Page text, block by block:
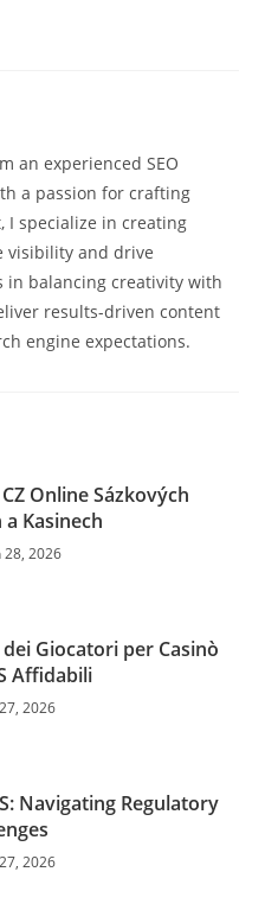
an experienced SEO
a passion for crafting
I specialize in creating
visibility and drive
in balancing creativity with
results-driven content
engine expectations.
Online Sázkových
Kasinech
28, 2026
Giocatori per Casinò
Affidabili
2026
Navigating Regulatory
2026